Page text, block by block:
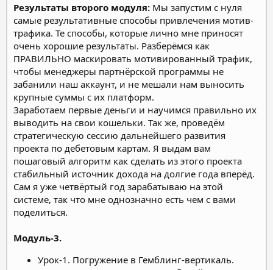
Результаты второго модуля: Мы запустим с нуля
самые результативные способы привлечения мотив-
трафика. Те способы, которые лично мне приносят
очень хорошие результаты. Разберёмся как
ПРАВИЛЬНО маскировать мотивированный трафик,
чтобы менеджеры партнёрской программы не
забанили наш аккаунт, и не мешали нам выносить
крупные суммы с их платформ.
Заработаем первые деньги и научимся правильно их
выводить на свои кошельки. Так же, проведём
стратегическую сессию дальнейшего развития
проекта по дебетовым картам. Я выдам вам
пошаговый алгоритм как сделать из этого проекта
стабильный источник дохода на долгие года вперёд.
Сам я уже четвёртый год зарабатываю на этой
системе, так что мне однозначно есть чем с вами
поделиться.
Модуль-3.
Урок-1. Погружение в Гемблинг-вертикаль.